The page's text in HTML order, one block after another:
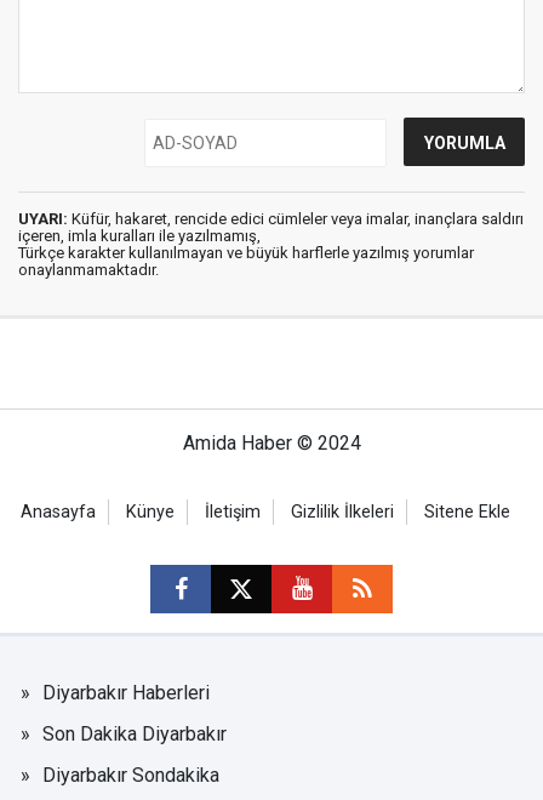
UYARI: Küfür, hakaret, rencide edici cümleler veya imalar, inançlara saldırı
içeren, imla kuralları ile yazılmamış,
Türkçe karakter kullanılmayan ve büyük harflerle yazılmış yorumlar
onaylanmamaktadır.
Amida Haber © 2024
Anasayfa Künye İletişim Gizlilik İlkeleri Sitene Ekle
Diyarbakır Haberleri
Son Dakika Diyarbakır
Diyarbakır Sondakika